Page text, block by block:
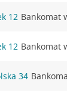
12 Bankomat
12 Bankomat
34